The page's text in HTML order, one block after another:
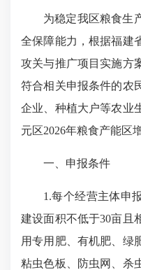
为稳定我区粮食生
全保障能力，根据福建
攻关与推广项目实施方
符合相关申报条件的农
企业、种植大户等农业
元区2026年粮食产能区
一、申报条件
1.每个经营主体申
建设面积不低于30亩且
用专用肥、有机肥、绿
粘虫色板、防虫网、杀